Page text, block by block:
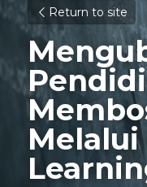
Return to site